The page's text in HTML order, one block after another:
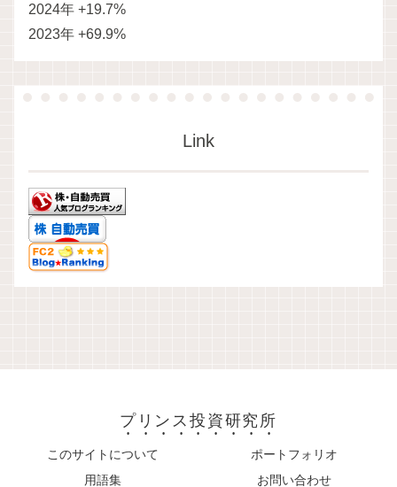
2024年 +19.7%
2023年 +69.9%
Link
プリンス投資研究所
このサイトについて
ポートフォリオ
用語集
お問い合わせ